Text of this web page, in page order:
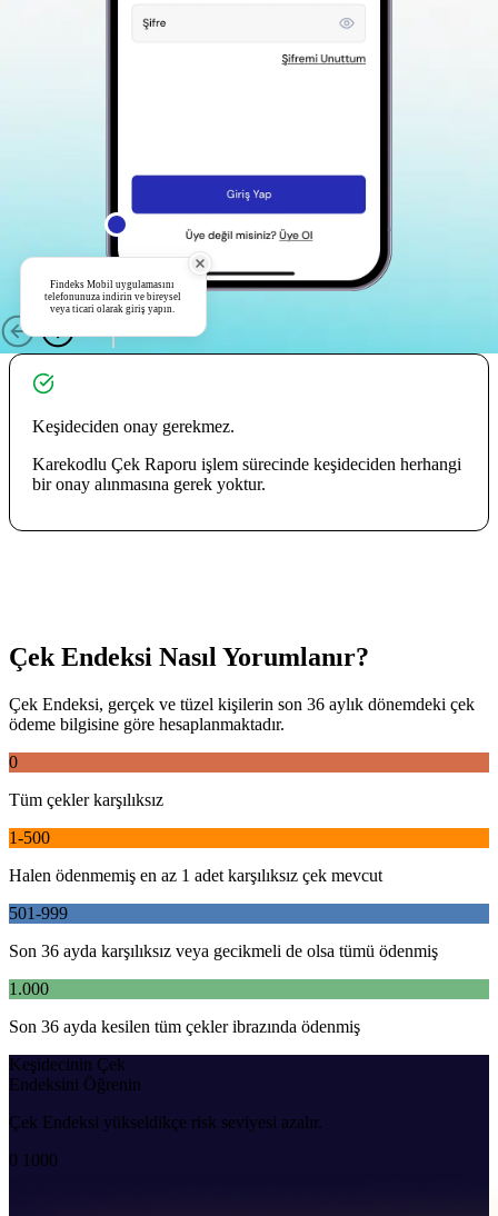
Findeks Mobil uygulamasını
telefonunuza indirin ve bireysel
veya ticari olarak giriş yapın.
Keşideciden onay gerekmez.
Karekodlu Çek Raporu işlem sürecinde keşideciden herhangi
bir onay alınmasına gerek yoktur.
Çek Endeksi Nasıl Yorumlanır?
Çek Endeksi, gerçek ve tüzel kişilerin son 36 aylık dönemdeki çek
ödeme bilgisine göre hesaplanmaktadır.
0
Tüm çekler karşılıksız
1-500
Halen ödenmemiş en az 1 adet karşılıksız çek mevcut
501-999
Son 36 ayda karşılıksız veya gecikmeli de olsa tümü ödenmiş
1.000
Son 36 ayda kesilen tüm çekler ibrazında ödenmiş
Keşidecinin Çek
Endeksini Öğrenin
Çek Endeksi yükseldikçe risk seviyesi azalır.
0 1000